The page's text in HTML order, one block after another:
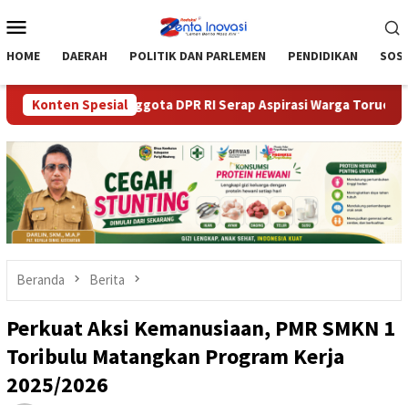
ke
Mobile
HOME DAERAH POLITIK DAN PARLEMEN PENDIDIKAN
Konten Spesial
dan Anggota DPR RI Serap Aspirasi Warga Torue
Beranda Berita
Perkuat Aksi Kemanusiaan, PMR SMKN 1
Toribulu Matangkan Program Kerja
2025/2026